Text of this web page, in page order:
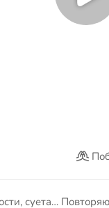
суета…